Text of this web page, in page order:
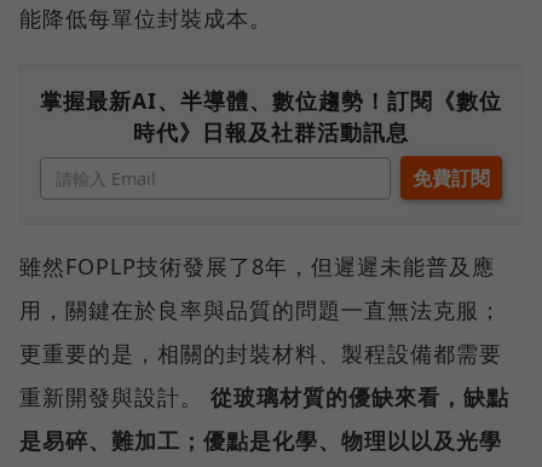
能降低每單位封裝成本。
掌握最新AI、半導體、數位趨勢！訂閱《數位
時代》日報及社群活動訊息
雖然FOPLP技術發展了8年，但遲遲未能普及應
用，關鍵在於良率與品質的問題一直無法克服；
更重要的是，相關的封裝材料、製程設備都需要
重新開發與設計。 從玻璃材質的優缺來看，缺點
是易碎、難加工；優點是化學、物理以以及光學